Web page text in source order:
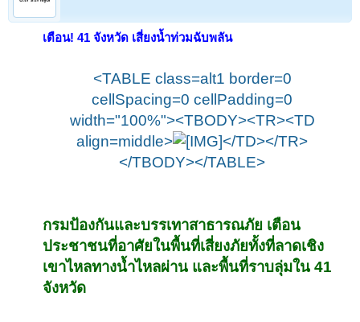
เตือน! 41 จังหวัด เสี่ยงน้ำท่วมฉับพลัน
<TABLE class=alt1 border=0
cellSpacing=0 cellPadding=0
width="100%"><TBODY><TR><TD
align=middle>
</TD></TR>
</TBODY></TABLE>
กรมป้องกันและบรรเทาสาธารณภัย เตือน
ประชาชนที่อาศัยในพื้นที่เสี่ยงภัยทั้งที่ลาดเชิง
เขาไหลทางน้ำไหลผ่าน และพื้นที่ราบลุ่มใน 41
จังหวัด